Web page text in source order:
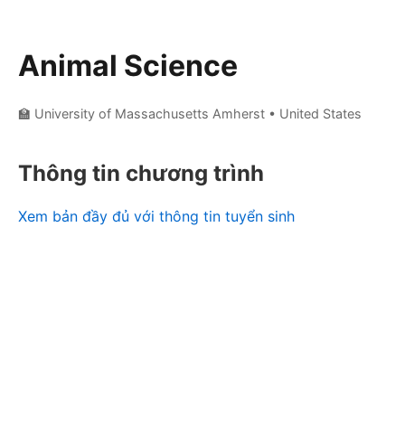
Animal Science
🏫 University of Massachusetts Amherst • United States
Thông tin chương trình
Xem bản đầy đủ với thông tin tuyển sinh